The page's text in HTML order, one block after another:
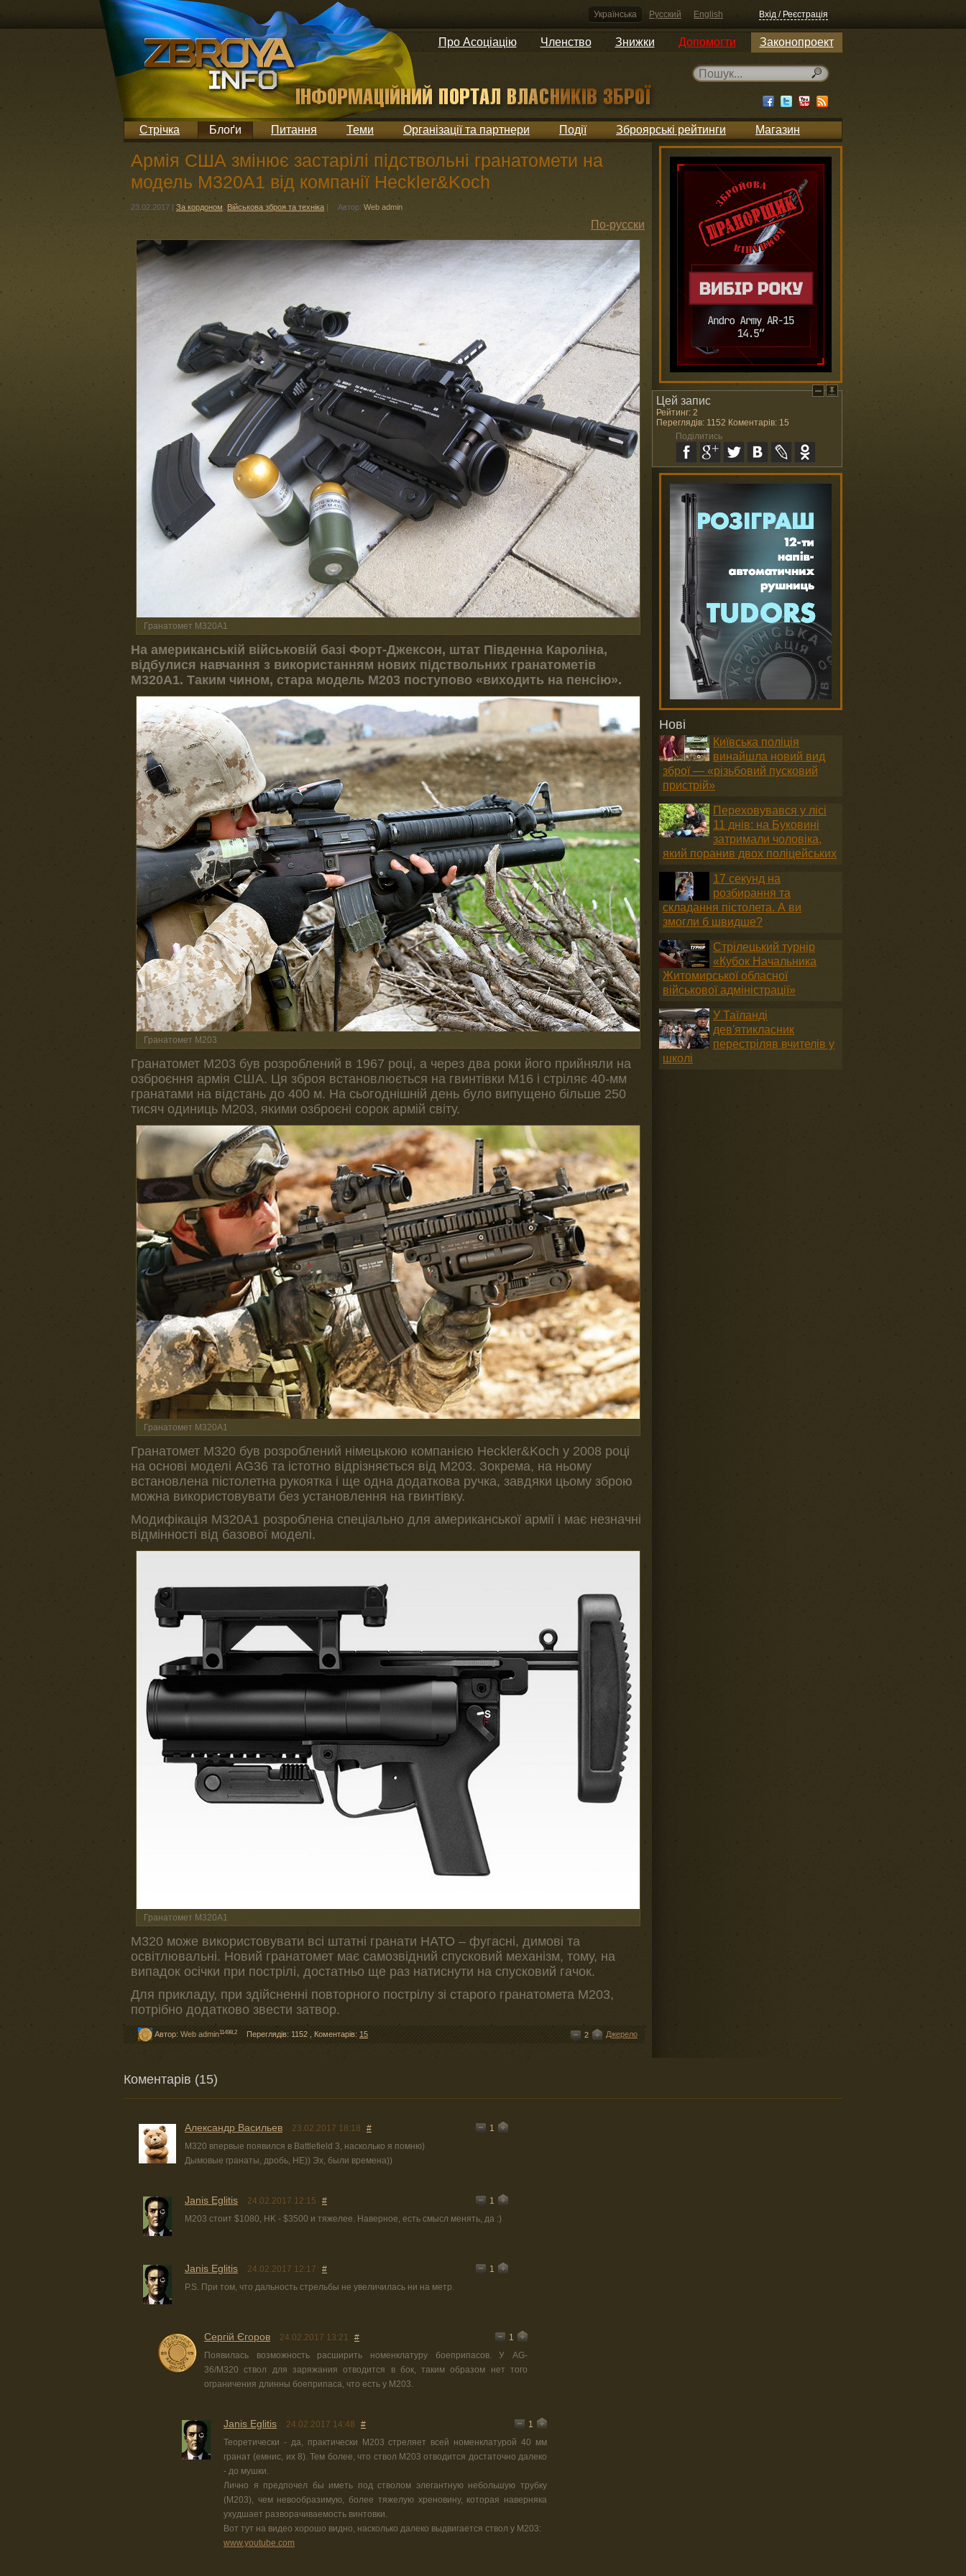
Українська Русский English Вхід / Реєстрація
Про Асоціацію Членство Знижки Допомогти Законопроект
Стрічка Блоґи Питання Теми Організації та партнери Події Зброярські рейтинги Магазин
Армія США змінює застарілі підствольні гранатомети на
модель M320A1 від компанії Heckler&Koch
23.02.2017 | За кордоном Військова зброя та техніка | Автор: Web admin
По-русски
Гранатомет M320A1
На американській військовій базі Форт-Джексон, штат Південна Кароліна,
відбулися навчання з використанням нових підствольних гранатометів
M320A1. Таким чином, стара модель M203 поступово «виходить на пенсію».
Гранатомет M203
Гранатомет M203 був розроблений в 1967 році, а через два роки його прийняли на
озброєння армія США. Ця зброя встановлюється на гвинтівки М16 і стріляє 40-мм
гранатами на відстань до 400 м. На сьогоднішній день було випущено більше 250
тисяч одиниць M203, якими озброєні сорок армій світу.
Гранатомет M320A1
Гранатомет M320 був розроблений німецькою компанією Heckler&Koch у 2008 році
на основі моделі AG36 та істотно відрізняється від M203. Зокрема, на ньому
встановлена пістолетна рукоятка і ще одна додаткова ручка, завдяки цьому зброю
можна використовувати без установлення на гвинтівку.
Модифікація M320A1 розроблена спеціально для американської армії і має незначні
відмінності від базової моделі.
Гранатомет M320A1
M320 може використовувати всі штатні гранати НАТО – фугасні, димові та
освітлювальні. Новий гранатомет має самозвідний спусковий механізм, тому, на
випадок осічки при пострілі, достатньо ще раз натиснути на спусковий гачок.
Для прикладу, при здійсненні повторного пострілу зі старого гранатомета M203,
потрібно додатково звести затвор.
Автор: Web admin11498,2 Переглядів: 1152 Коментарів: 15 Джерело
2
Нові
Київська поліція
винайшла новий вид
зброї — «різьбовий пусковий
пристрій»
Переховувався у лісі
11 днів: на Буковині
затримали чоловіка,
який поранив двох поліцейських
17 секунд на
розбирання та
складання пістолета. А ви
змогли б швидше?
Стрілецький турнір
«Кубок Начальника
Житомирської обласної
військової адміністрації»
У Таїланді
дев'ятикласник
перестріляв вчителів у
школі
Цей запис
Рейтинг: 2
Переглядів: 1152 Коментарів: 15
Поділитись
Коментарів (15)
Александр Васильев 23.02.2017 18:18 #
1
M320 впервые появился в Battlefield 3, насколько я помню)
Дымовые гранаты, дробь, HE)) Эх, были времена))
Janis Eglitis 24.02.2017 12:15 #
1
М203 стоит $1080, HK - $3500 и тяжелее. Наверное, есть смысл менять, да :)
Janis Eglitis 24.02.2017 12:17 #
1
P.S. При том, что дальность стрельбы не увеличилась ни на метр.
Сергій Єгоров 24.02.2017 13:21 #
1
Появилась возможность расширить номенклатуру боеприпасов. У AG-
36/M320 ствол для заряжания отводится в бок, таким образом нет того
ограничения длинны боеприпаса, что есть у M203.
Janis Eglitis 24.02.2017 14:48 #
1
Теоретически - да, практически М203 стреляет всей номенклатурой 40 мм
гранат (емнис, их 8). Тем более, что ствол М203 отводится достаточно далеко
- до мушки.
Лично я предпочел бы иметь под стволом элегантную небольшую трубку
(М203), чем невообразимую, более тяжелую хреновину, которая наверняка
ухудшает разворачиваемость винтовки.
Вот тут на видео хорошо видно, насколько далеко выдвигается ствол у М203:
www.youtube.com